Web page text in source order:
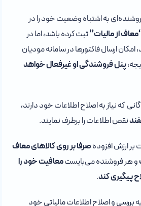
به اشتباه وضعیت خود را در
از مالیات”ثبت کرده باشد، اما در
ارسال فاکتورها در سامانه مودیان
پنل فروشندگی او غیرفعال خواهد
که نیاز به اصلاح اطلاعات خود دارند،
نقص اطلاعات را برطرف نمایند.
بر ارزش افزودهصرفا بر روی کالاهای معاف
و هر فروشنده می‌بایستمعافیت خود را
پیگیری کند.
بررسی و اصلاح اطلاعات مالیاتی خود